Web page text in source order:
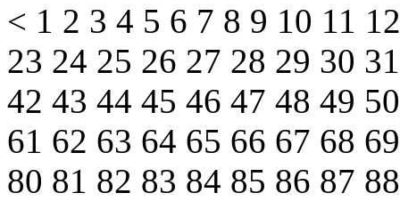
< 1 2 3 4 5 6 7 8 9 10 11
23 24 25 26 27 28 29 30
42 43 44 45 46 47 48 49
61 62 63 64 65 66 67 68
80 81 82 83 84 85 86 87